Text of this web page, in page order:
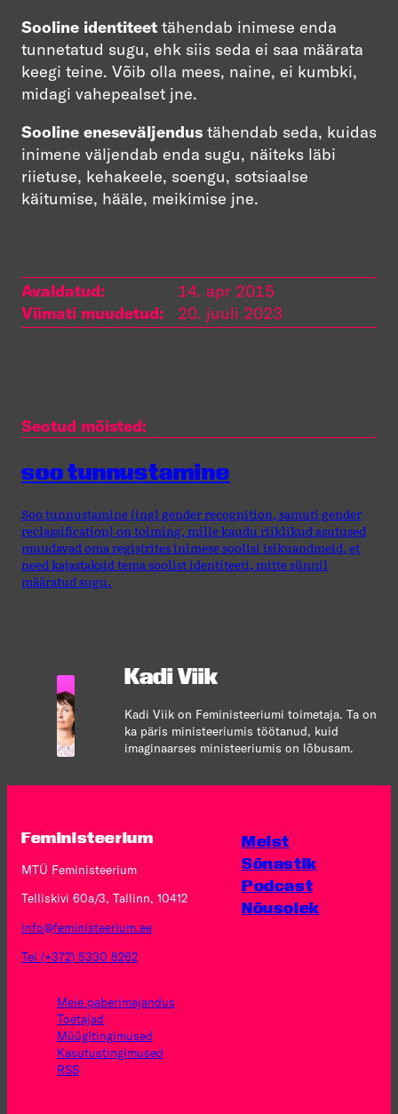
Sooline identiteet tähendab inimese enda
tunnetatud sugu, ehk siis seda ei saa määrata
keegi teine. Võib olla mees, naine, ei kumbki,
midagi vahepealset jne.
Sooline eneseväljendus tähendab seda, kuidas
inimene väljendab enda sugu, näiteks läbi
riietuse, kehakeele, soengu, sotsiaalse
käitumise, hääle, meikimise jne.
Avaldatud:
14. apr 2015
Viimati muudetud:
20. juuli 2023
Seotud mõisted:
soo tunnustamine
Soo tunnustamine (ingl gender recognition, samuti gender
reclassification) on toiming, mille kaudu riiklikud asutused
muudavad oma registrites inimese soolisi isikuandmeid, et
need kajastaksid tema soolist identiteeti, mitte sünnil
määratud sugu.
Kadi Viik
Kadi Viik on Feministeeriumi toimetaja. Ta on
ka päris ministeeriumis töötanud, kuid
imaginaarses ministeeriumis on lõbusam.
Feministeerium
MTÜ Feministeerium
Telliskivi 60a/3, Tallinn, 10412
info@feministeerium.ee
Tel (+372) 5330 8262
Meie paberimajandus
Toetajad
Müügitingimused
Kasutus­tingimused
RSS
Meist
Sõnastik
Podcast
Nõusolek